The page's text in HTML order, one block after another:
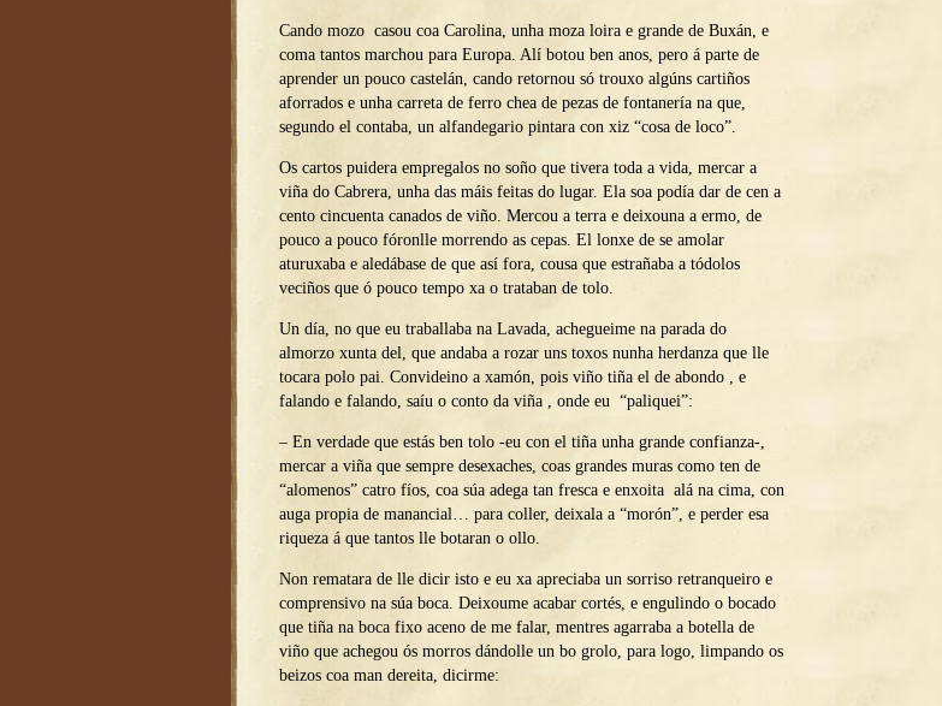
Cando mozo casou coa Carolina, unha moza loira e grande de Buxán, e
coma tantos marchou para Europa. Alí botou ben anos, pero á parte de
aprender un pouco castelán, cando retornou só trouxo algúns cartiños
aforrados e unha carreta de ferro chea de pezas de fontanería na que,
segundo el contaba, un alfandegario pintara con xiz “cosa de loco”.
Os cartos puidera empregalos no soño que tivera toda a vida, mercar a
viña do Cabrera, unha das máis feitas do lugar. Ela soa podía dar de cen a
cento cincuenta canados de viño. Mercou a terra e deixouna a ermo, de
pouco a pouco fóronlle morrendo as cepas. El lonxe de se amolar
aturuxaba e aledábase de que así fora, cousa que estrañaba a tódolos
veciños que ó pouco tempo xa o trataban de tolo.
Un día, no que eu traballaba na Lavada, achegueime na parada do
almorzo xunta del, que andaba a rozar uns toxos nunha herdanza que lle
tocara polo pai. Convideino a xamón, pois viño tiña el de abondo , e
falando e falando, saíu o conto da viña , onde eu “paliquei”:
– En verdade que estás ben tolo -eu con el tiña unha grande confianza-,
mercar a viña que sempre desexaches, coas grandes muras como ten de
“alomenos” catro fíos, coa súa adega tan fresca e enxoita alá na cima, con
auga propia de manancial… para coller, deixala a “morón”, e perder esa
riqueza á que tantos lle botaran o ollo.
Non rematara de lle dicir isto e eu xa apreciaba un sorriso retranqueiro e
comprensivo na súa boca. Deixoume acabar cortés, e engulindo o bocado
que tiña na boca fixo aceno de me falar, mentres agarraba a botella de
viño que achegou ós morros dándolle un bo grolo, para logo, limpando os
beizos coa man dereita, dicirme: